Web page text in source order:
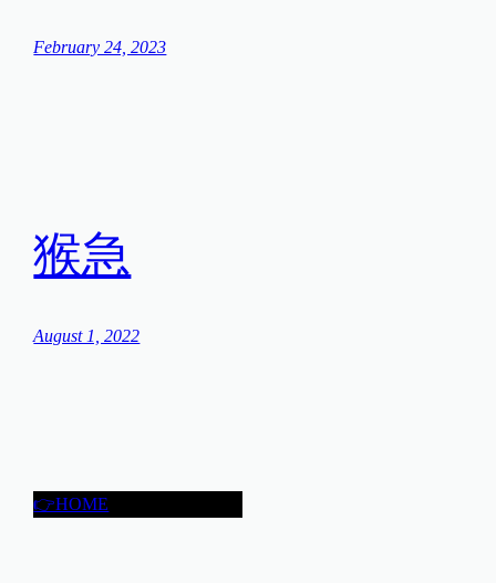
February 24, 2023
猴急
August 1, 2022
👉HOME